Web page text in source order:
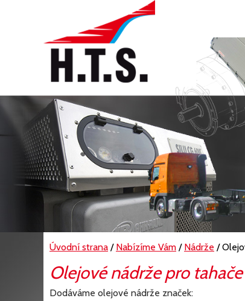
Úvodní strana / Nabízíme Vám / Nádrže /
Olejové nádrže pro tahače
Dodáváme olejové nádrže značek: